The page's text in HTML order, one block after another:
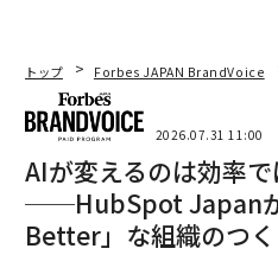
トップ Forbes JAPAN BrandVoice
2026.07.31 11:00
AIが変えるのは効率
──HubSpot Japan
Better」な組織のつ